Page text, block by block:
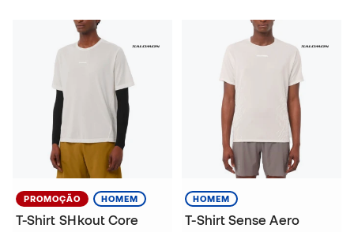
PROMOÇÃO HOMEM
T-Shirt SHkout Core
HOMEM
T-Shirt Sense Aero